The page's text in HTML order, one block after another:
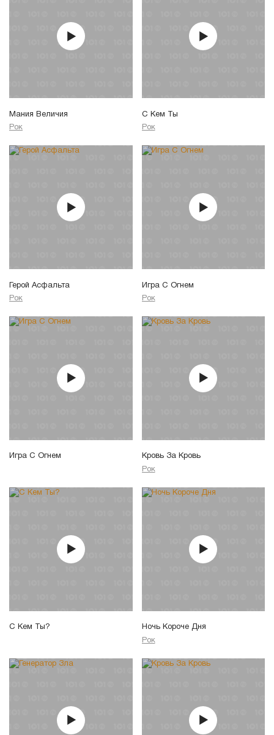
Мания Величия
Рок
С Кем Ты
Рок
Герой Асфальта
Рок
Игра С Огнем
Рок
Игра С Огнем
Кровь За Кровь
Рок
С Кем Ты?
Ночь Короче Дня
Рок